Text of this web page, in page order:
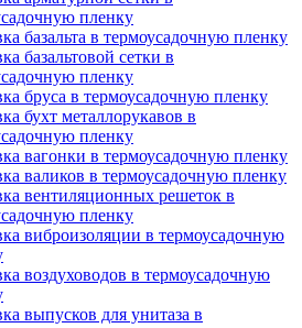
пленку
базальта в термоусадочную пленку
базальтовой сетки в
пленку
бруса в термоусадочную пленку
бухт металлорукавов в
пленку
вагонки в термоусадочную пленку
валиков в термоусадочную пленку
вентиляционных решеток в
пленку
виброизоляции в термоусадочную
воздуховодов в термоусадочную
выпусков для унитаза в